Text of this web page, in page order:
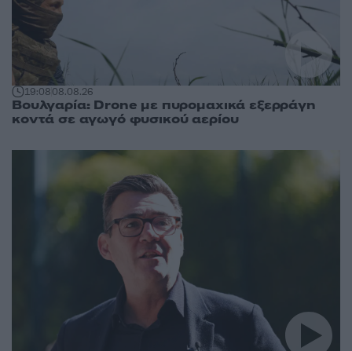
19:0808.08.26
Βουλγαρία: Drone με πυρομαχικά εξερράγη
κοντά σε αγωγό φυσικού αερίου